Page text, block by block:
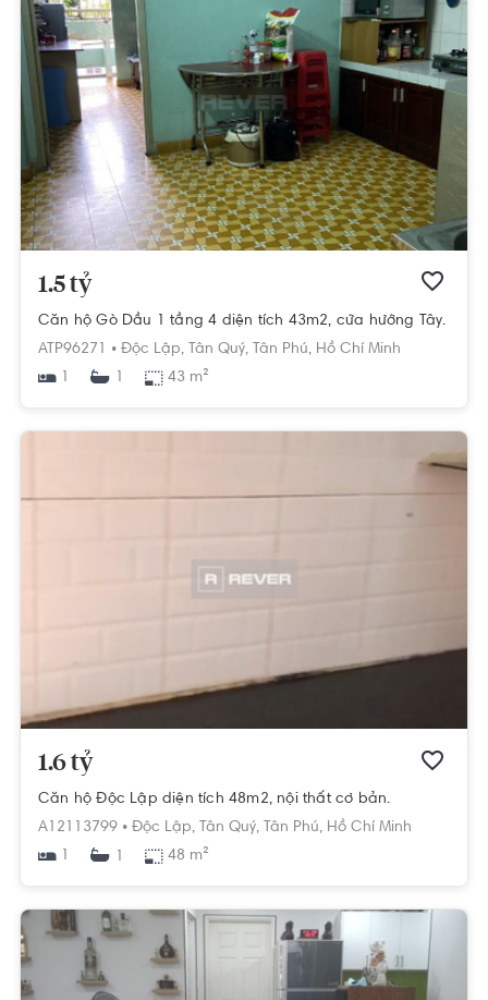
1.5 tỷ
Căn hộ Gò Dầu 1 tầng 4 diện tích 43m2, cửa hướng Tây.
ATP96271 • Độc Lập, Tân Quý, Tân Phú, Hồ Chí Minh
1
1 43 m²
1.6 tỷ
Căn hộ Độc Lập diện tích 48m2, nội thất cơ bản.
A12113799 • Độc Lập, Tân Quý, Tân Phú, Hồ Chí Minh
1
48 m²